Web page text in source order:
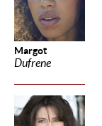
Margot
Dufrene